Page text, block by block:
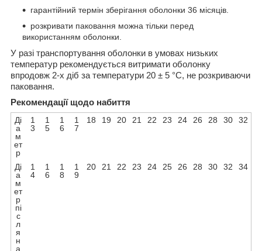
гарантійний термін зберігання оболонки 36 місяців.
розкривати паковання можна тільки перед
використанням оболонки.
У разі транспортування оболонки в умовах низьких
температур рекомендується витримати оболонку
впродовж 2-х діб за температури 20 ± 5 °C, не розкриваючи
паковання.
Рекомендації щодо набиття
Ді
а
м
ет
р
1
3
1
5
1
6
1
7
18 19 20 21 22 23 24 26 28 30 32
Ді
а
м
ет
р
пі
с
л
я
н
а
1
4
1
6
1
8
1
9
20 21 22 23 24 25 26 28 30 32 34